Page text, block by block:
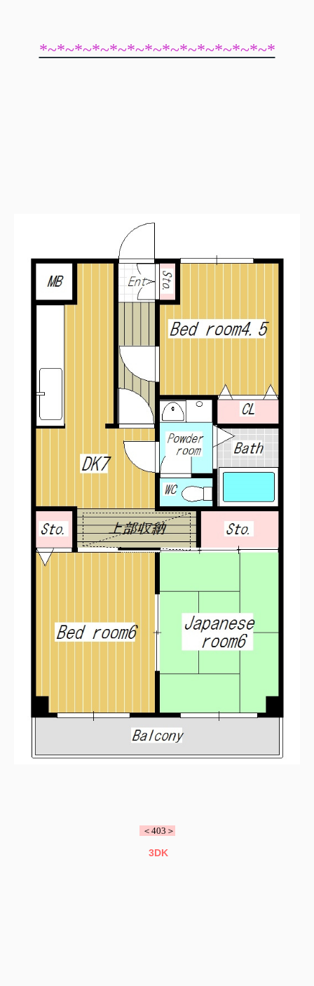
*~*~*~*~*~*~*~*~*~*~*~*~*~*
＜403＞
3DK